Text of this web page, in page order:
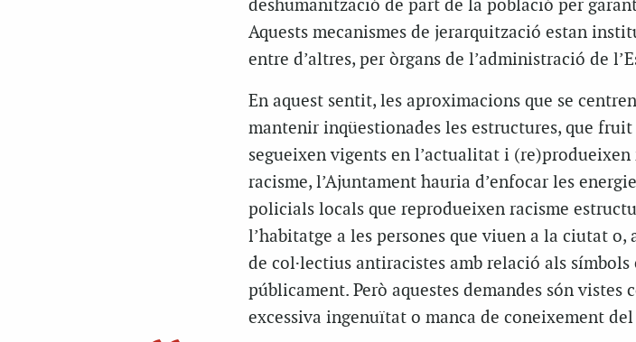
deshumanització de part de la població per
Aquests mecanismes de jerarquització estan
entre d’altres, per òrgans de l’administració de
En aquest sentit, les aproximacions que se
mantenir inqüestionades les estructures, que
segueixen vigents en l’actualitat i
racisme, l’Ajuntament hauria d’enfocar les
policials locals que reprodueixen racisme
l’habitatge a les persones que viuen a la ciutat o,
de col·lectius antiracistes amb relació als símbols
públicament. Però aquestes demandes són vistes
excessiva ingenuïtat o manca de coneixement